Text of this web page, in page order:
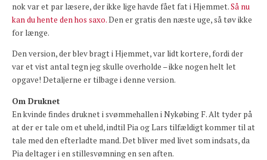
nok var et par læsere, der ikke lige havde fået fat i Hjemmet.Så nu
kan du hente den hos saxo.Den er gratis den næste uge, så tøv ikke
for længe.
Den version, der blev bragt i Hjemmet, var lidt kortere, fordi der
var et vist antal tegn jeg skulle overholde – ikke nogen helt let
opgave! Detaljerne er tilbage i denne version.
Om Druknet
En kvinde findes druknet i svømmehallen i Nykøbing F. Alt tyder på
at der er tale om et uheld, indtil Pia og Lars tilfældigt kommer til at
tale med den efterladte mand. Det bliver med livet som indsats, da
Pia deltager i en stillesvømning en sen aften.